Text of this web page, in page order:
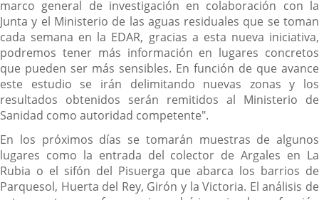
marco general de investigación en colaboración con la
Junta y el Ministerio de las aguas residuales que se toman
cada semana en la EDAR, gracias a esta nueva iniciativa,
podremos tener más información en lugares concretos
que pueden ser más sensibles. En función de que avance
este estudio se irán delimitando nuevas zonas y los
resultados obtenidos serán remitidos al Ministerio de
Sanidad como autoridad competente".
En los próximos días se tomarán muestras de algunos
lugares como la entrada del colector de Argales en La
Rubia o el sifón del Pisuerga que abarca los barrios de
Parquesol, Huerta del Rey, Girón y la Victoria. El análisis de